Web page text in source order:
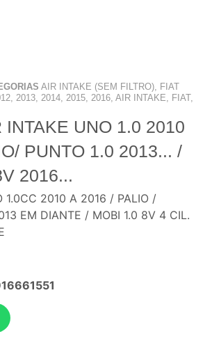
AIR INTAKE (SEM FILTRO), FIAT
, 2013, 2014, 2015, 2016, AIR INTAKE, FIAT,
INTAKE UNO 1.0 2010
PUNTO 1.0 2013... /
2016...
1.0CC 2010 A 2016 / PALIO /
EM DIANTE / MOBI 1.0 8V 4 CIL.